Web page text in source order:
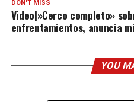
DON'T MISS
Video|»Cerco completo»
enfrentamientos, anuncia
YOU